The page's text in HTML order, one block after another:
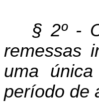
§ 2º -
remessas
uma
período de